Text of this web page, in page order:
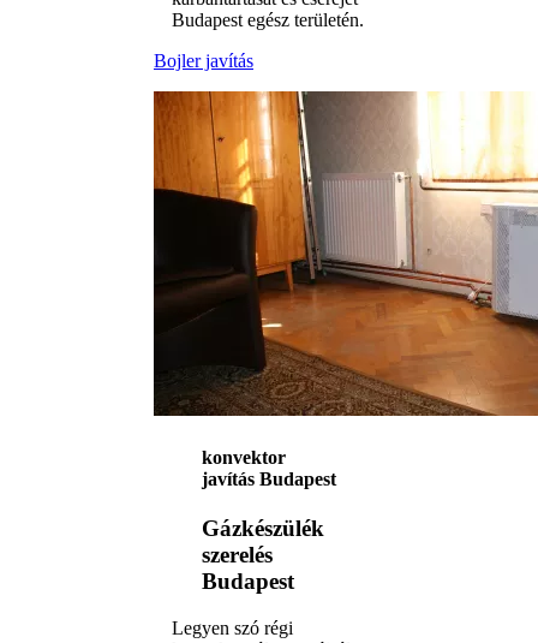
Budapest egész területén.
Bojler javítás
konvektor
javítás Budapest
Gázkészülék
szerelés
Budapest
Legyen szó régi